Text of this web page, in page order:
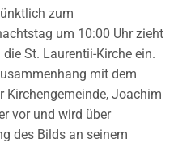
zum
um 10:00 Uhr zieht
St. Laurentii-Kirche ein.
mit dem
Kirchengemeinde, Joachim
vor und wird über
des Bilds an seinem